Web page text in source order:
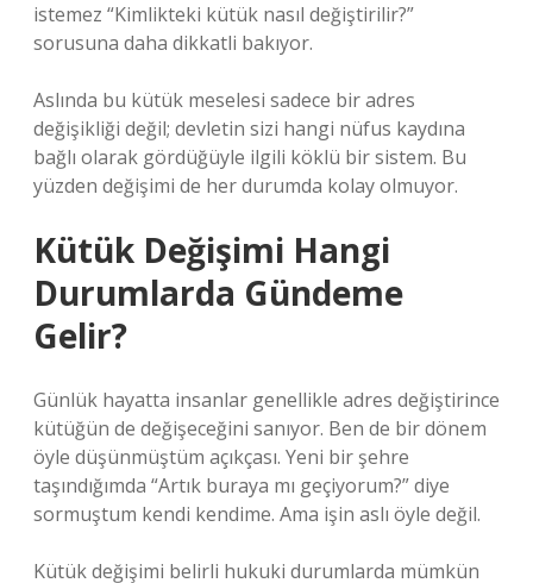
istemez “Kimlikteki kütük nasıl değiştirilir?”
sorusuna daha dikkatli bakıyor.
Aslında bu kütük meselesi sadece bir adres
değişikliği değil; devletin sizi hangi nüfus kaydına
bağlı olarak gördüğüyle ilgili köklü bir sistem. Bu
yüzden değişimi de her durumda kolay olmuyor.
Kütük Değişimi Hangi
Durumlarda Gündeme
Gelir?
Günlük hayatta insanlar genellikle adres değiştirince
kütüğün de değişeceğini sanıyor. Ben de bir dönem
öyle düşünmüştüm açıkçası. Yeni bir şehre
taşındığımda “Artık buraya mı geçiyorum?” diye
sormuştum kendi kendime. Ama işin aslı öyle değil.
Kütük değişimi belirli hukuki durumlarda mümkün